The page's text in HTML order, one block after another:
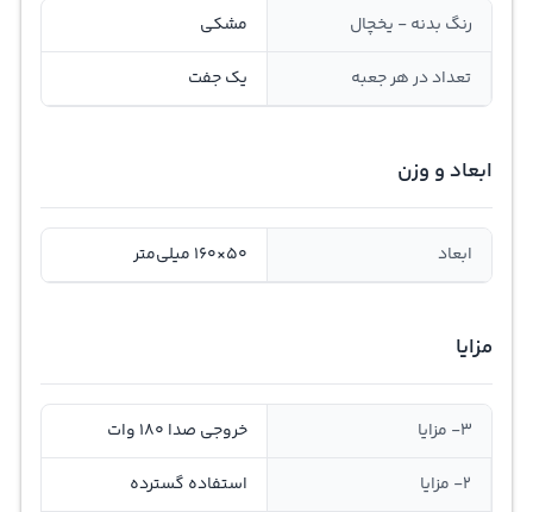
رنگ بدنه - یخچال مشکی
تعداد در هر جعبه یک جفت
ابعاد و وزن
ابعاد 50×160 میلی‌متر
مزایا
3- مزایا خروجی صدا 180 وات
2- مزایا استفاده گسترده